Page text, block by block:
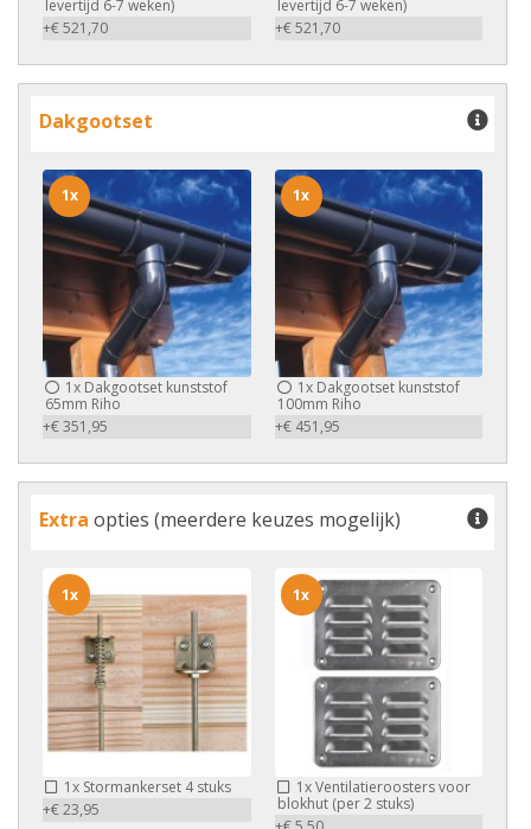
levertijd 6-7 weken)
+€ 521,70
levertijd 6-7 weken)
+€ 521,70
Dakgootset
1x Dakgootset kunststof
65mm Riho
+€ 351,95
1x
1xDakgootset kunststof
100mm Riho
+€ 451,95
1x
Extra opties (meerdere keuzes mogelijk)
1x Stormankerset 4 stuks
+€ 23,95
1x
1xVentilatieroosters voor
blokhut (per 2 stuks)
1x